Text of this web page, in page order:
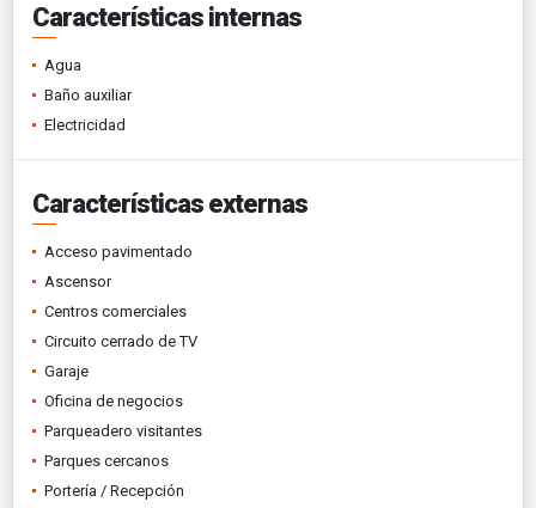
Características internas
Agua
Baño auxiliar
Electricidad
Características externas
Acceso pavimentado
Ascensor
Centros comerciales
Circuito cerrado de TV
Garaje
Oficina de negocios
Parqueadero visitantes
Parques cercanos
Portería / Recepción